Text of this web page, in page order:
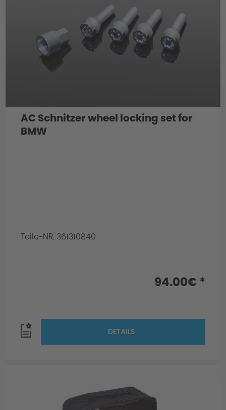
AC Schnitzer wheel locking set for
BMW
Teile-NR. 361310840
94.00€ *
DETAILS